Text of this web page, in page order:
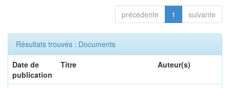
précédente 1 suivante
Résultats trouvés : Documents
Date de
publication
Titre Auteur(s)